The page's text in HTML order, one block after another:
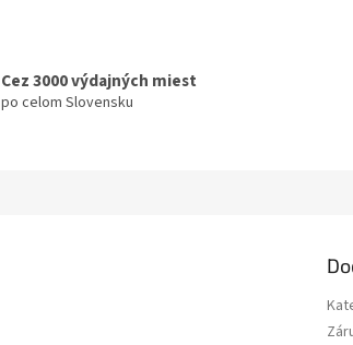
Cez 3000 výdajných miest
po celom Slovensku